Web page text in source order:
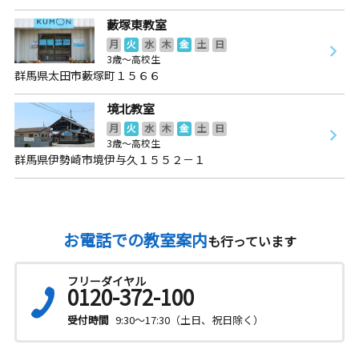
藪塚東教室
月 火 水 木 金 土
日
3歳～高校生
群馬県太田市藪塚町１５６６
境北教室
月 火 水 木 金 土
日
3歳～高校生
群馬県伊勢崎市境伊与久１５５２－１
お電話での教室案内も行っています
フリーダイヤル
0120-372-100
受付時間 9:30～17:30（土日、祝日除く）